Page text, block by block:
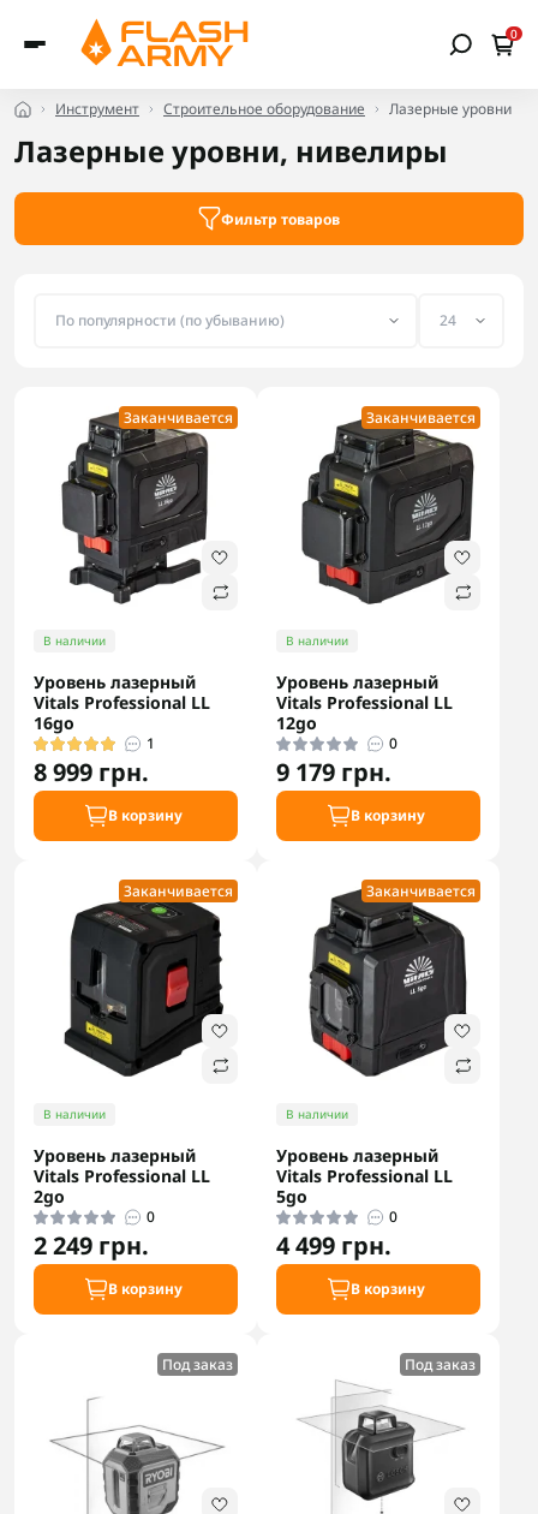
0
Инструмент Строительное оборудование Лазерные уровни
Лазерные уровни, нивелиры
Фильтр товаров
Заканчивается
В наличии
Уровень лазерный
Vitals Professional LL
16go
1
8 999 грн.
В корзину
Заканчивается
В наличии
Уровень лазерный
Vitals Professional LL
12go
0
9 179 грн.
В корзину
Заканчивается
В наличии
Уровень лазерный
Vitals Professional LL
2go
0
2 249 грн.
В корзину
Заканчивается
В наличии
Уровень лазерный
Vitals Professional LL
5go
0
4 499 грн.
В корзину
Под заказ Под заказ